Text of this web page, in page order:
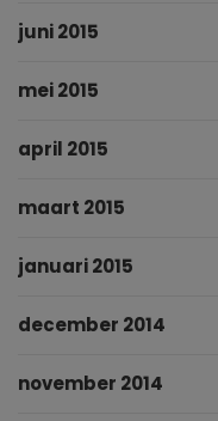
juni 2015
mei 2015
april 2015
maart 2015
januari 2015
december 2014
november 2014